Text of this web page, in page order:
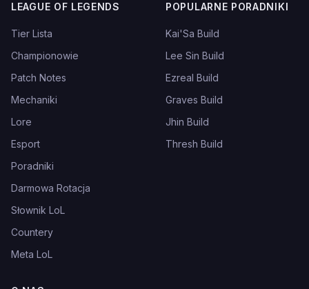
LEAGUE OF LEGENDS
Tier Lista
Championowie
Patch Notes
Mechaniki
Lore
Esport
Poradniki
Darmowa Rotacja
Słownik LoL
Countery
Meta LoL
POPULARNE PORADNIKI
Kai'Sa Build
Lee Sin Build
Ezreal Build
Graves Build
Jhin Build
Thresh Build